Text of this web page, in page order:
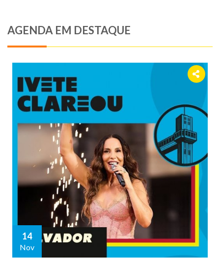
AGENDA EM DESTAQUE
14
Nov